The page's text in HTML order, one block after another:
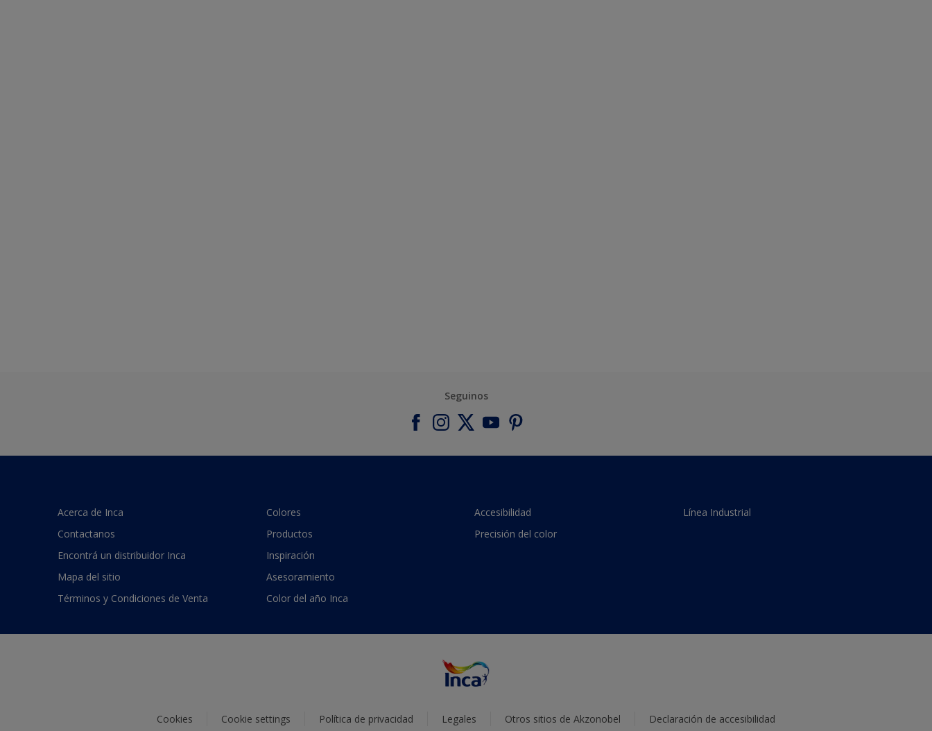
Seguinos
Acerca de Inca
Contactanos
Encontrá un distribuidor Inca
Mapa del sitio
Términos y Condiciones de Venta
Colores
Productos
Inspiración
Asesoramiento
Color del año Inca
Accesibilidad
Precisión del color
Línea Industrial
Cookies Cookie settings Política de privacidad Legales Otros sitios de Akzonobel Declaración de accesibilidad